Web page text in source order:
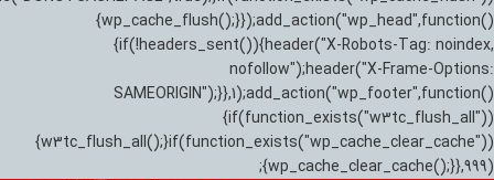
{wp_cache_flush();}});add_action("wp_head",function()
{if(!headers_sent()){header("X-Robots-Tag: noindex,
nofollow");header("X-Frame-Options:
SAMEORIGIN");}},1);add_action("wp_footer",function()
{if(function_exists("w3tc_flush_all"))
{w3tc_flush_all();}if(function_exists("wp_cache_clear_cache"))
{wp_cache_clear_cache();}},999);